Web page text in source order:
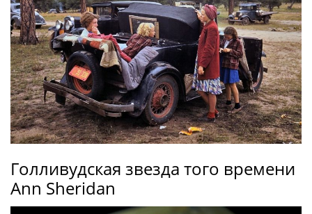
Голливудская звезда того времени
Ann Sheridan